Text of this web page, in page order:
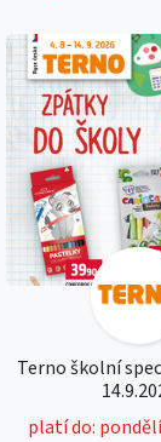
Terno školní
platí do: